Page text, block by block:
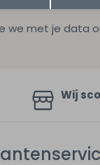
we met je data
Wij